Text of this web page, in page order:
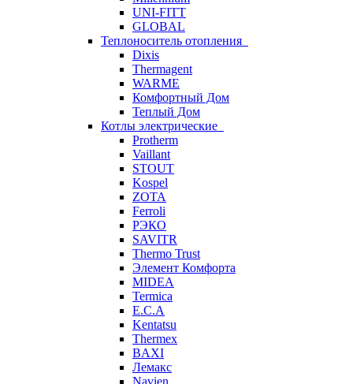
UNI-FITT
GLOBAL
Теплоноситель отопления
Dixis
Thermagent
WARME
Комфортный Дом
Теплый Дом
Котлы электрические
Protherm
Vaillant
STOUT
Kospel
ZOTA
Ferroli
РЭКО
SAVITR
Thermo Trust
Элемент Комфорта
MIDEA
Termica
E.C.A
Kentatsu
Thermex
BAXI
Лемакс
Navien